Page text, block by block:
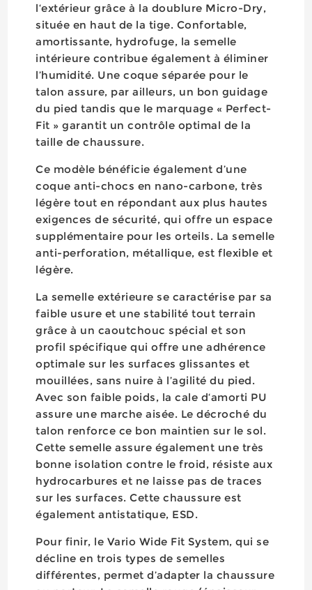
l‘extérieur grâce à la doublure Micro-Dry,
située en haut de la tige. Confortable,
amortissante, hydrofuge, la semelle
intérieure contribue également à éliminer
l’humidité. Une coque séparée pour le
talon assure, par ailleurs, un bon guidage
du pied tandis que le marquage « Perfect-
Fit » garantit un contrôle optimal de la
taille de chaussure.
Ce modèle bénéficie également d’une
coque anti-chocs en nano-carbone, très
légère tout en répondant aux plus hautes
exigences de sécurité, qui offre un espace
supplémentaire pour les orteils. La semelle
anti-perforation, métallique, est flexible et
légère.
La semelle extérieure se caractérise par sa
faible usure et une stabilité tout terrain
grâce à un caoutchouc spécial et son
profil spécifique qui offre une adhérence
optimale sur les surfaces glissantes et
mouillées, sans nuire à l’agilité du pied.
Avec son faible poids, la cale d‘amorti PU
assure une marche aisée. Le décroché du
talon renforce ce bon maintien sur le sol.
Cette semelle assure également une très
bonne isolation contre le froid, résiste aux
hydrocarbures et ne laisse pas de traces
sur les surfaces. Cette chaussure est
également antistatique, ESD.
Pour finir, le Vario Wide Fit System, qui se
décline en trois types de semelles
différentes, permet d’adapter la chaussure